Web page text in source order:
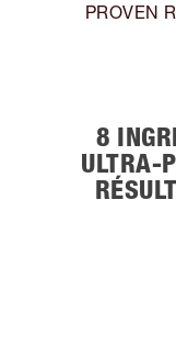
PROVEN
8
ULTRA-